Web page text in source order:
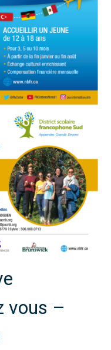
vous –